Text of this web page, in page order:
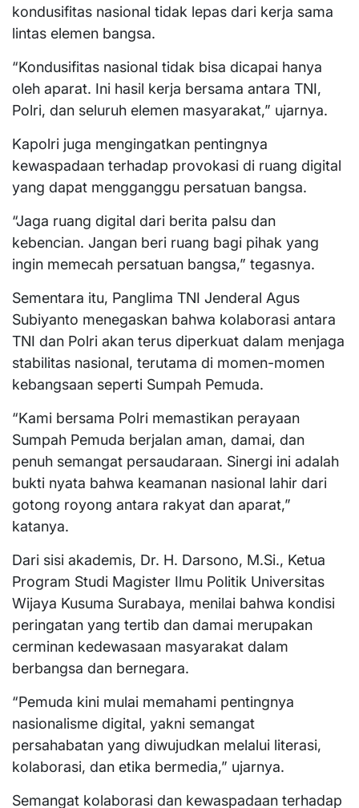
kondusifitas nasional tidak lepas dari kerja sama
lintas elemen bangsa.
“Kondusifitas nasional tidak bisa dicapai hanya
oleh aparat. Ini hasil kerja bersama antara TNI,
Polri, dan seluruh elemen masyarakat,” ujarnya.
Kapolri juga mengingatkan pentingnya
kewaspadaan terhadap provokasi di ruang digital
yang dapat mengganggu persatuan bangsa.
“Jaga ruang digital dari berita palsu dan
kebencian. Jangan beri ruang bagi pihak yang
ingin memecah persatuan bangsa,” tegasnya.
Sementara itu, Panglima TNI Jenderal Agus
Subiyanto menegaskan bahwa kolaborasi antara
TNI dan Polri akan terus diperkuat dalam menjaga
stabilitas nasional, terutama di momen-momen
kebangsaan seperti Sumpah Pemuda.
“Kami bersama Polri memastikan perayaan
Sumpah Pemuda berjalan aman, damai, dan
penuh semangat persaudaraan. Sinergi ini adalah
bukti nyata bahwa keamanan nasional lahir dari
gotong royong antara rakyat dan aparat,”
katanya.
Dari sisi akademis, Dr. H. Darsono, M.Si., Ketua
Program Studi Magister Ilmu Politik Universitas
Wijaya Kusuma Surabaya, menilai bahwa kondisi
peringatan yang tertib dan damai merupakan
cerminan kedewasaan masyarakat dalam
berbangsa dan bernegara.
“Pemuda kini mulai memahami pentingnya
nasionalisme digital, yakni semangat
persahabatan yang diwujudkan melalui literasi,
kolaborasi, dan etika bermedia,” ujarnya.
Semangat kolaborasi dan kewaspadaan terhadap